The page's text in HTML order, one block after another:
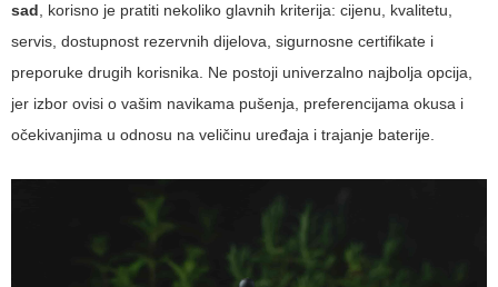
sad , korisno je pratiti nekoliko glavnih kriterija: cijenu, kvalitetu,
servis, dostupnost rezervnih dijelova, sigurnosne certifikate i
preporuke drugih korisnika. Ne postoji univerzalno najbolja opcija,
jer izbor ovisi o vašim navikama pušenja, preferencijama okusa i
očekivanjima u odnosu na veličinu uređaja i trajanje baterije.